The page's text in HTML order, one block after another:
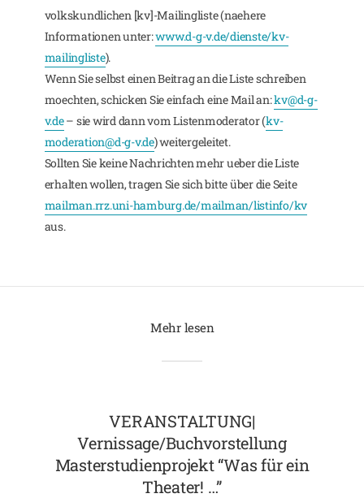
volkskundlichen [kv]-Mailingliste (naehere
Informationen unter:www.d-g-v.de/dienste/kv-
mailingliste).
Wenn Sie selbst einen Beitrag an die Liste schreiben
moechten, schicken Sie einfach eine Mail an:kv@d-g-
v.de– sie wird dann vom Listenmoderator (kv-
moderation@d-g-v.de) weitergeleitet.
Sollten Sie keine Nachrichten mehr ueber die Liste
erhalten wollen, tragen Sie sich bitte über die Seite
mailman.rrz.uni-hamburg.de/mailman/listinfo/kv
aus.
Mehr lesen
VERANSTALTUNG|
Vernissage/Buchvorstellung
Masterstudienprojekt “Was für ein
Theater! …”